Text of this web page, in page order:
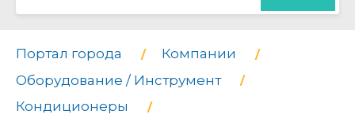
Портал города
Компании
Оборудование / Инструмент
Кондиционеры